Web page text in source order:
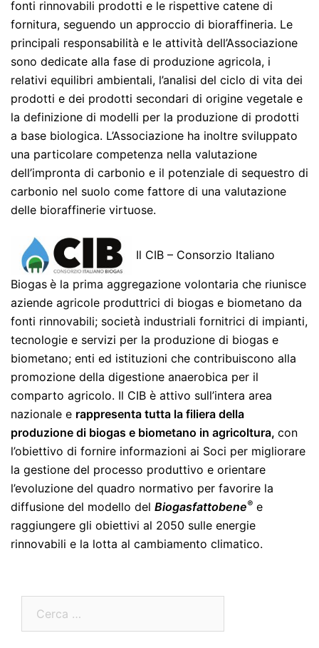
fonti rinnovabili prodotti e le rispettive catene di
fornitura, seguendo un approccio di bioraffineria. Le
principali responsabilità e le attività dell’Associazione
sono dedicate alla fase di produzione agricola, i
relativi equilibri ambientali, l’analisi del ciclo di vita dei
prodotti e dei prodotti secondari di origine vegetale e
la definizione di modelli per la produzione di prodotti
a base biologica. L’Associazione ha inoltre sviluppato
una particolare competenza nella valutazione
dell’impronta di carbonio e il potenziale di sequestro di
carbonio nel suolo come fattore di una valutazione
delle bioraffinerie virtuose.
Il CIB – Consorzio Italiano
Biogas è la prima aggregazione volontaria che riunisce
aziende agricole produttrici di biogas e biometano da
fonti rinnovabili; società industriali fornitrici di impianti,
tecnologie e servizi per la produzione di biogas e
biometano; enti ed istituzioni che contribuiscono alla
promozione della digestione anaerobica per il
comparto agricolo. Il CIB è attivo sull’intera area
nazionale e rappresenta tutta la filiera della
produzione di biogas e biometano in agricoltura, con
l’obiettivo di fornire informazioni ai Soci per migliorare
la gestione del processo produttivo e orientare
l’evoluzione del quadro normativo per favorire la
diffusione del modello del Biogasfattobene® e
raggiungere gli obiettivi al 2050 sulle energie
rinnovabili e la lotta al cambiamento climatico.